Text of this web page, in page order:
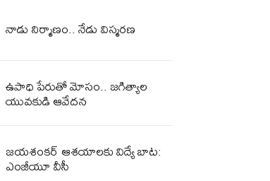
నాడు నిర్మాణం.. నేడు విస్మరణ
ఉపాధి పేరుతో మోసం.. జగిత్యాల
యువకుడి ఆవేదన
జయశంకర్ ఆశయాలకు విద్యే బాట:
ఎంజీయూ వీసీ